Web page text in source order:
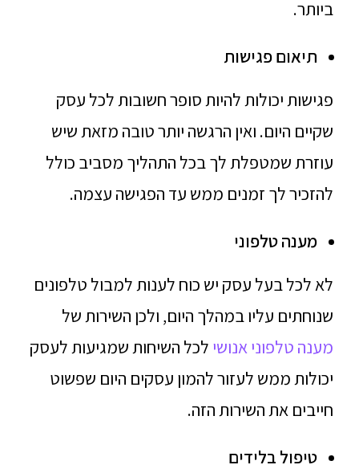
ביותר.
תיאום פגישות
פגישות יכולות להיות סופר חשובות לכל עסק
שקיים היום. ואין הרגשה יותר טובה מזאת שיש
עוזרת שמטפלת לך בכל התהליך מסביב כולל
להזכיר לך זמנים ממש עד הפגישה עצמה.
מענה טלפוני
לא לכל בעל עסק יש כוח לענות למבול טלפונים
שנוחתים עליו במהלך היום, ולכן השירות של
מענה טלפוני אנושי לכל השיחות שמגיעות לעסק
יכולות ממש לעזור להמון עסקים היום שפשוט
חייבים את השירות הזה.
טיפול בלידים